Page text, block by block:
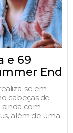
e 69
End
se em
cabeças de
ainda com
além de uma